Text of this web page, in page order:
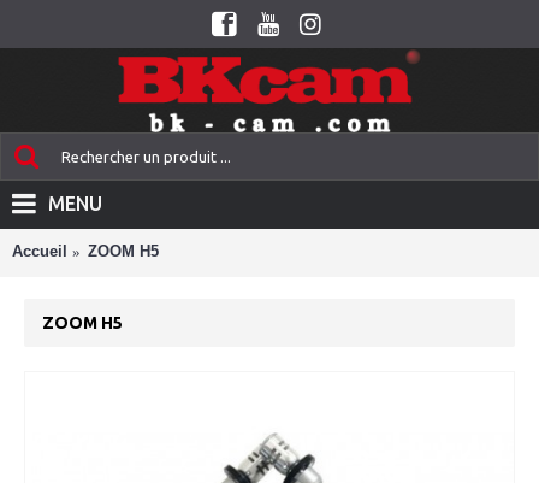
MENU
Accueil ZOOM H5
ZOOM H5